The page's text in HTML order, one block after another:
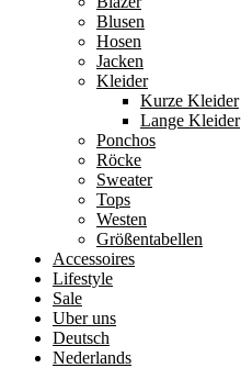
Blusen
Hosen
Jacken
Kleider
Kurze Kleider
Lange Kleider
Ponchos
Röcke
Sweater
Tops
Westen
Größentabellen
Accessoires
Lifestyle
Sale
Uber uns
Deutsch
Nederlands